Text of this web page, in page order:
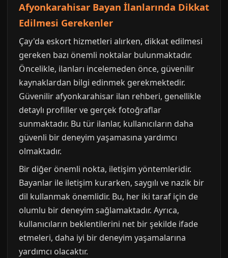
Afyonkarahisar Bayan İlanlarında Dikkat
Edilmesi Gerekenler
Çay'da eskort hizmetleri alırken, dikkat edilmesi
gereken bazı önemli noktalar bulunmaktadır.
Öncelikle, ilanları incelemeden önce, güvenilir
kaynaklardan bilgi edinmek gerekmektedir.
Güvenilir afyonkarahisar ilan rehberi, genellikle
detaylı profiller ve gerçek fotoğraflar
sunmaktadır. Bu tür ilanlar, kullanıcıların daha
güvenli bir deneyim yaşamasına yardımcı
olmaktadır.
Bir diğer önemli nokta, iletişim yöntemleridir.
Bayanlar ile iletişim kurarken, saygılı ve nazik bir
dil kullanmak önemlidir. Bu, her iki taraf için de
olumlu bir deneyim sağlamaktadır. Ayrıca,
kullanıcıların beklentilerini net bir şekilde ifade
etmeleri, daha iyi bir deneyim yaşamalarına
yardımcı olacaktır.